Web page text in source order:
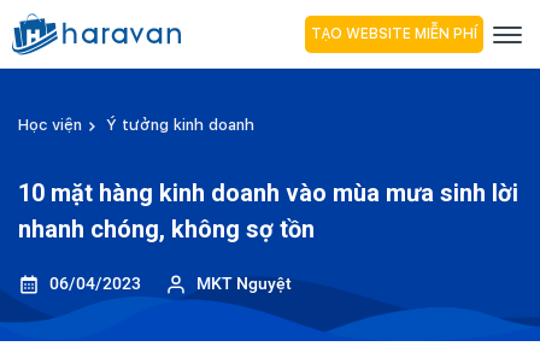
TẠO WEBSITE MIỄN PHÍ
Học viện Ý tưởng kinh doanh
10 mặt hàng kinh doanh vào mùa mưa sinh lời
nhanh chóng, không sợ tồn
06/04/2023 MKT Nguyệt